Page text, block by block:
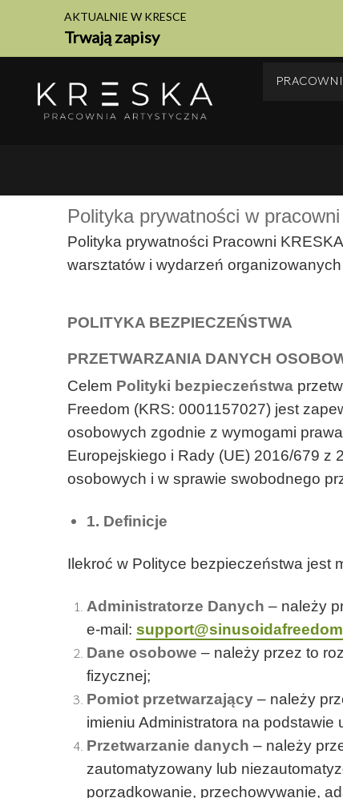
AKTUALNIE W KRESCE
Trwają zapisy
Polityka prywatności w
Polityka prywatności Pracowni
warsztatów i wydarzeń organizowanych
POLITYKA BEZPIECZEŃSTWA
PRZETWARZANIA DANYCH
Celem Polityki bezpieczeństwa
Freedom (KRS: 0001157027) jest
osobowych zgodnie z wymogami
Europejskiego i Rady (UE) 2016/679 z
osobowych i w sprawie swobodnego
1. Definicje
Ilekroć w Polityce bezpieczeństwa jest
Administratorze Danych – należy
e-mail:
Dane osobowe – należy przez to
fizycznej;
Pomiot przetwarzający – należy
imieniu Administratora na
Przetwarzanie danych – należy
zautomatyzowany lub
porządkowanie, przechowywanie,